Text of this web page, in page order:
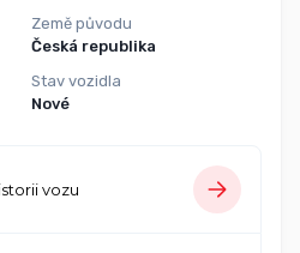
Země původu
Česká republika
Stav vozidla
Nové
vozu